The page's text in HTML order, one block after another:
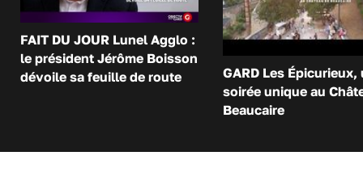
FAIT DU JOUR Lunel Agglo :
le président Jérôme Boisson
dévoile sa feuille de route
GARD Les Épicurieux,
soirée unique au
Beaucaire